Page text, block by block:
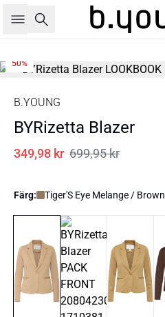
Sök
50%
B.YOUNG
BYRizetta Blazer
349,98 kr 699,95 kr
Färg: Tiger'S Eye Melange / Brown